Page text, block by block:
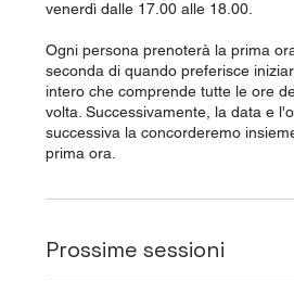
venerdì dalle 17.00 alle 18.00.
Ogni persona prenoterà la prima
seconda di quando preferisce
intero che comprende tutte le ore
volta. Successivamente, la data e
successiva la concorderemo
prima ora.
Prossime sessioni